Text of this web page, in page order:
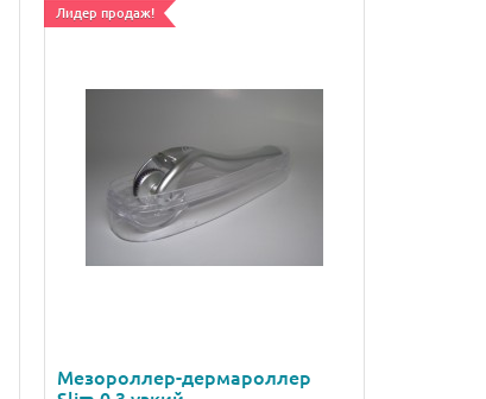
Лидер продаж!
Мезороллер-дермароллер